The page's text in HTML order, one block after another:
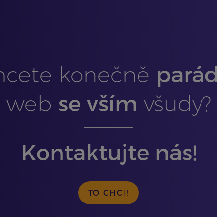
konečně
web se vším všudy?
Kontaktujte nás!
TO CHCI!